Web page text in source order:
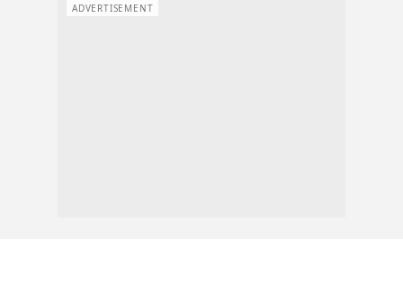
ADVERTISEMENT